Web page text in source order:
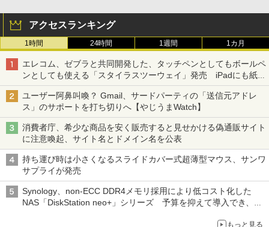
アクセスランキング
1時間 24時間 1週間 1カ月
エレコム、ゼブラと共同開発した、タッチペンとしてもボールペ
ンとしても使える「スタイラスツーウェイ」発売 iPadにも紙に
も、持ち替えずに書き込める
ユーザー阿鼻叫喚？ Gmail、サードパーティの「送信元アドレ
ス」のサポートを打ち切りへ【やじうまWatch】
消費者庁、希少な商品を安く販売すると見せかける偽通販サイト
に注意喚起、サイト名とドメイン名を公表
持ち運び時は小さくなるスライドカバー式超薄型マウス、サンワ
サプライが発売
Synology、non-ECC DDR4メモリ採用により低コスト化した
NAS「DiskStation neo+」シリーズ 予算を抑えて導入でき、
もっと見る